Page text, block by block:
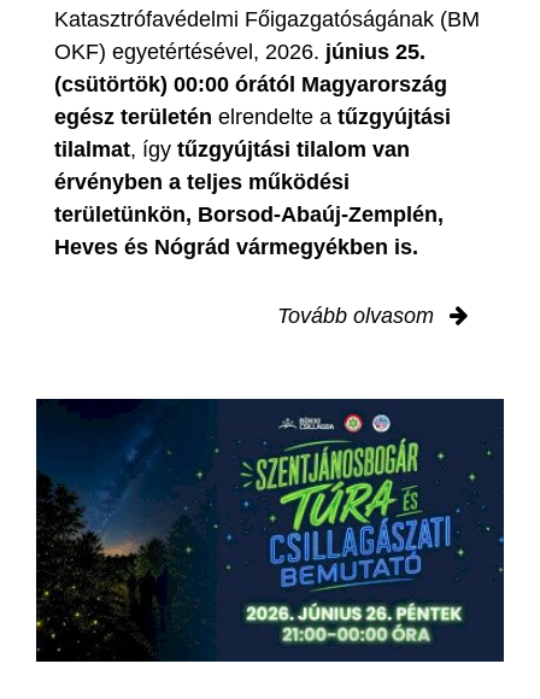
Katasztrófavédelmi Főigazgatóságának (BM
OKF) egyetértésével, 2026. június 25.
(csütörtök) 00:00 órától Magyarország
egész területén elrendelte a tűzgyújtási
tilalmat, így tűzgyújtási tilalom van
érvényben a teljes működési
területünkön, Borsod-Abaúj-Zemplén,
Heves és Nógrád vármegyékben is.
Tovább olvasom